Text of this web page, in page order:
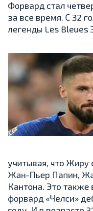
Форвард стал
за все время. С 32
легенды Les Bleues
учитывая, что Жиру
Жан-Пьер Папин,
Кантона. Это также
форвард «Челси»